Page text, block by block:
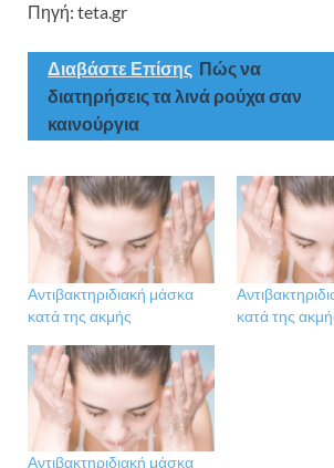
Πηγή: teta.gr
Διαβάστε Επίσης Πώς να
διατηρήσεις τα λινά ρούχα σαν
καινούργια
Αντιβακτηριδιακή μάσκα
κατά της ακμής
κατά της
Αντιβακτηριδιακή μάσκα